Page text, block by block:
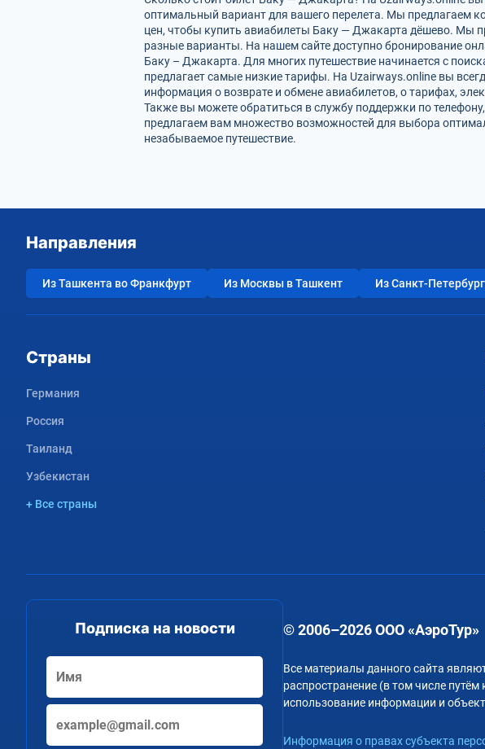
оптимальный вариант для вашего перелета. Мы предлагаем
цен, чтобы купить авиабилеты Баку — Джакарта дёшево. Мы
разные варианты. На нашем сайте доступно бронирование
Баку – Джакарта. Для многих путешествие начинается с
предлагает самые низкие тарифы. На Uzairways.online вы
информация о возврате и обмене авиабилетов, о тарифах,
Также вы можете обратиться в службу поддержки по
предлагаем вам множество возможностей для выбора
незабываемое путешествие.
Направления
Из Ташкента во Франкфурт Из Москвы в Ташкент Из Санкт-
Страны
Германия
Россия
Таиланд
Узбекистан
+ Все страны
Подписка на новости © 2006–2026 ООО «АэроТур»
Все материалы данного сайта
распространение (в том числе
использование информации и
Информация о правах субъекта